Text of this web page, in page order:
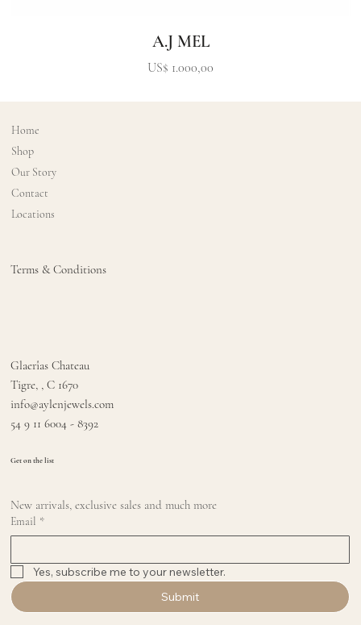
A.J MEL
Precio
US$ 1.000,00
Home
Shop
Our Story
Contact
Locations
Terms & Conditions
Glaerîas Chateau
Tigre, , C 1670
info@aylenjewels.com
54 9 11 6004 - 8392
Get on the list
New arrivals, exclusive sales and much more
Email *
Yes, subscribe me to your newsletter.
Submit